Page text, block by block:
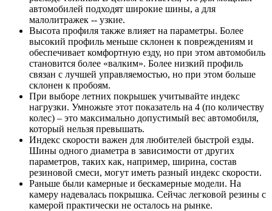
автомобилей подходят широкие шины, а для
малолитражек -- узкие.
Высота профиля также влияет на параметры. Более
высокий профиль меньше склонен к повреждениям и
обеспечивает комфортную езду, но при этом автомобиль
становится более «валким». Более низкий профиль
связан с лучшей управляемостью, но при этом больше
склонен к пробоям.
При выборе летних покрышек учитывайте индекс
нагрузки. Умножьте этот показатель на 4 (по количеству
колес) – это максимально допустимый вес автомобиля,
который нельзя превышать.
Индекс скорости важен для любителей быстрой езды.
Шины одного диаметра в зависимости от других
параметров, таких как, например, ширина, состав
резиновой смеси, могут иметь разный индекс скорости.
Раньше были камерные и бескамерные модели. На
камеру надевалась покрышка. Сейчас легковой резины с
камерой практически не осталось на рынке.